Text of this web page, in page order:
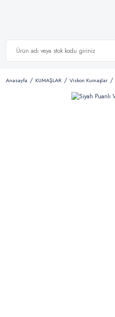
Anasayfa KUMAŞLAR Viskon Kumaşlar